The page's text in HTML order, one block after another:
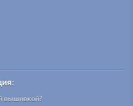
вышивкой?